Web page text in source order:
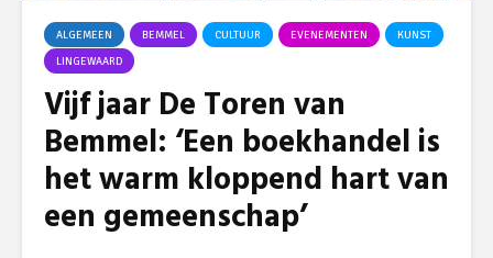
ALGEMEEN BEMMEL CULTUUR EVENEMENTEN
KUNST
LINGEWAARD
Vijf jaar De Toren van
Bemmel: ‘Een boekhandel is
het warm kloppend hart van
een gemeenschap’